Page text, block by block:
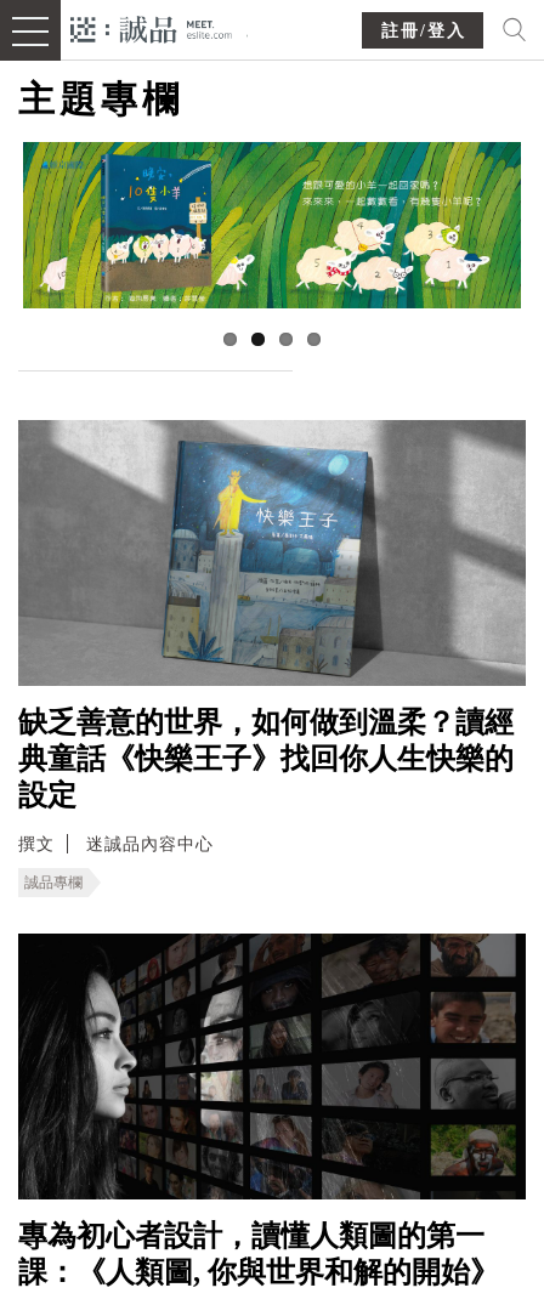
註冊/登入
主題專欄
缺乏善意的世界，如何做到溫柔？讀經
典童話《快樂王子》找回你人生快樂的
設定
撰文 迷誠品內容中心
誠品專欄
專為初心者設計，讀懂人類圖的第一
課：《人類圖, 你與世界和解的開始》